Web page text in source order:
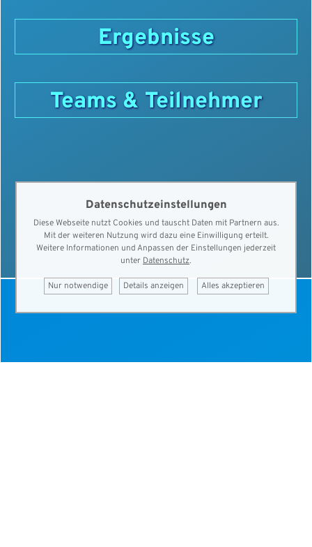
Ergebnisse
Teams & Teilnehmer
Datenschutzeinstellungen
Diese Webseite nutzt Cookies und tauscht Daten mit Partnern aus.
Mit der weiteren Nutzung wird dazu eine Einwilligung erteilt.
Weitere Informationen und Anpassen der Einstellungen jederzeit
unter Datenschutz.
Nur notwendige Details anzeigen Alles akzeptieren